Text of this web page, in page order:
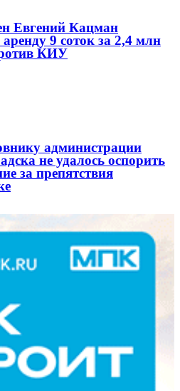
Евгений Кацман
9 соток за 2,4 млн
КИУ
администрации
не удалось оспорить
за препятствия